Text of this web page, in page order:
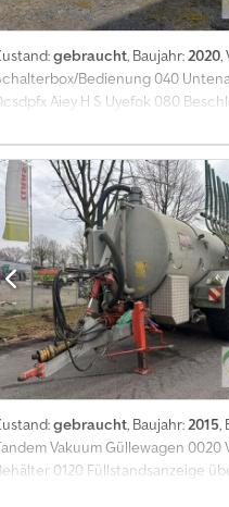
gebraucht, Baujahr:2020,
Bedienung 040
Aiey H S Uyefok 080
60 R32 120 gebr. Bomech.
gebraucht, Baujahr:2015,
Vakuum Güllewagen
0120 Füllstandsanzeige
0150 Ölauffangvorrichtung /